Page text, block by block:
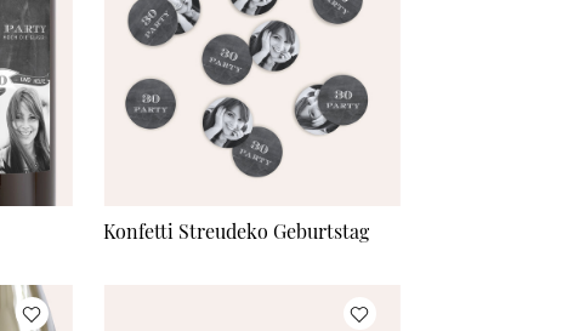
Konfetti Streudeko Geburtstag